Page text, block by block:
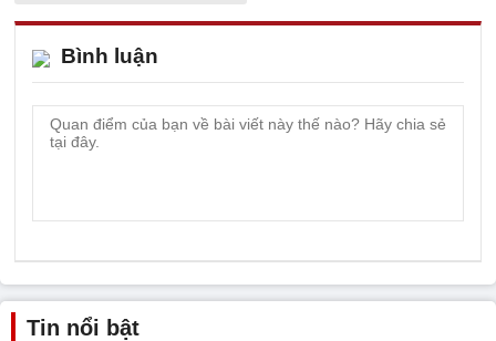
Bình luận
Tin nổi bật